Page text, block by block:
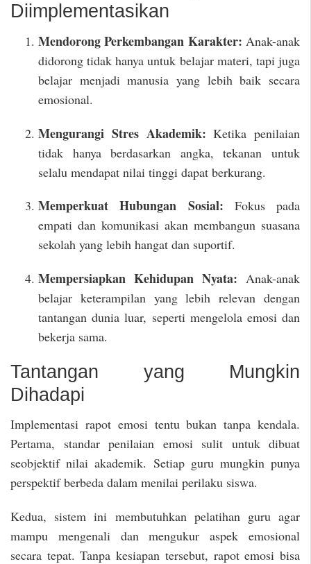
Diimplementasikan
Mendorong Perkembangan Karakter: Anak-anak
didorong tidak hanya untuk belajar materi, tapi juga
belajar menjadi manusia yang lebih baik secara
emosional.
Mengurangi Stres Akademik: Ketika penilaian
tidak hanya berdasarkan angka, tekanan untuk
selalu mendapat nilai tinggi dapat berkurang.
Memperkuat Hubungan Sosial: Fokus pada
empati dan komunikasi akan membangun suasana
sekolah yang lebih hangat dan suportif.
Mempersiapkan Kehidupan Nyata: Anak-anak
belajar keterampilan yang lebih relevan dengan
tantangan dunia luar, seperti mengelola emosi dan
bekerja sama.
Tantangan yang Mungkin
Dihadapi
Implementasi rapot emosi tentu bukan tanpa kendala.
Pertama, standar penilaian emosi sulit untuk dibuat
seobjektif nilai akademik. Setiap guru mungkin punya
perspektif berbeda dalam menilai perilaku siswa.
Kedua, sistem ini membutuhkan pelatihan guru agar
mampu mengenali dan mengukur aspek emosional
secara tepat. Tanpa kesiapan tersebut, rapot emosi bisa